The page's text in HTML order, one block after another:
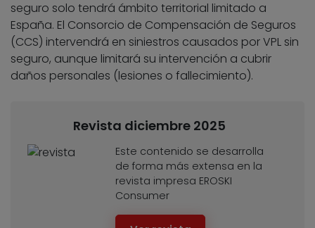
seguro solo tendrá ámbito territorial limitado a
España. El Consorcio de Compensación de Seguros
(CCS) intervendrá en siniestros causados por VPL sin
seguro, aunque limitará su intervención a cubrir
daños personales (lesiones o fallecimiento).
Revista diciembre 2025
Este contenido se desarrolla
de forma más extensa en la
revista impresa EROSKI
Consumer